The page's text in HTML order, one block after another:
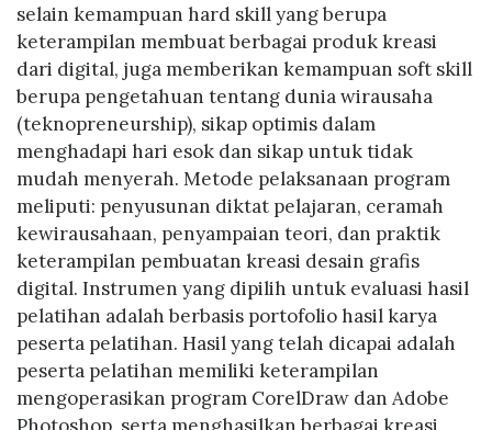
selain kemampuan hard skill yang berupa
keterampilan membuat berbagai produk kreasi
dari digital, juga memberikan kemampuan soft skill
berupa pengetahuan tentang dunia wirausaha
(teknopreneurship), sikap optimis dalam
menghadapi hari esok dan sikap untuk tidak
mudah menyerah. Metode pelaksanaan program
meliputi: penyusunan diktat pelajaran, ceramah
kewirausahaan, penyampaian teori, dan praktik
keterampilan pembuatan kreasi desain grafis
digital. Instrumen yang dipilih untuk evaluasi hasil
pelatihan adalah berbasis portofolio hasil karya
peserta pelatihan. Hasil yang telah dicapai adalah
peserta pelatihan memiliki keterampilan
mengoperasikan program CorelDraw dan Adobe
Photoshop, serta menghasilkan berbagai kreasi